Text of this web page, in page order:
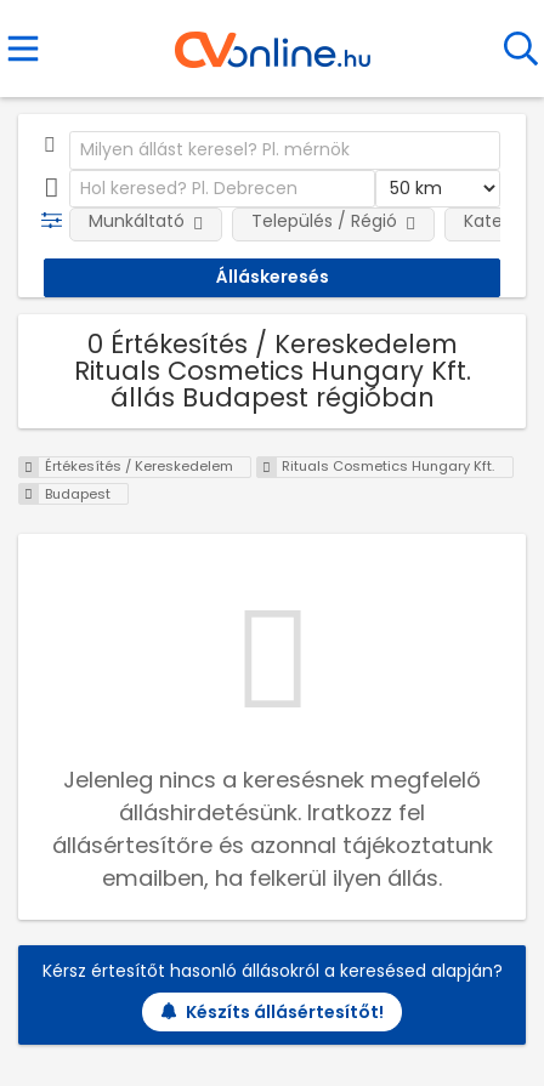
Munkáltató Település / Régió
0 Értékesítés / Kereskedelem
Rituals Cosmetics Hungary Kft.
állás Budapest régióban
Értékesítés / Kereskedelem
Rituals Cosmetics Hungary Kft.
Budapest
Jelenleg nincs a keresésnek megfelelő
álláshirdetésünk. Iratkozz fel
állásértesítőre és azonnal tájékoztatunk
emailben, ha felkerül ilyen állás.
Kérsz értesítőt hasonló állásokról a keresésed alapján?
Készíts állásértesítőt!